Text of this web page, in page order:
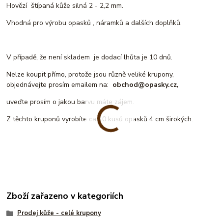
Hovězí štípaná kůže silná 2 - 2,2 mm.
Vhodná pro výrobu opasků , náramků a dalších doplňků.
V případě, že není skladem je dodací lhůta je 10 dnů.
Nelze koupit přímo, protože jsou různě veliké krupony,
objednávejte prosím emailem na: obchod@opasky.cz,
uveďte prosím o jakou barvu máte zájem.
Z těchto kruponů vyrobíte ca 40 kusů opasků 4 cm širokých.
Zboží zařazeno v kategoriích
Prodej kůže - celé krupony